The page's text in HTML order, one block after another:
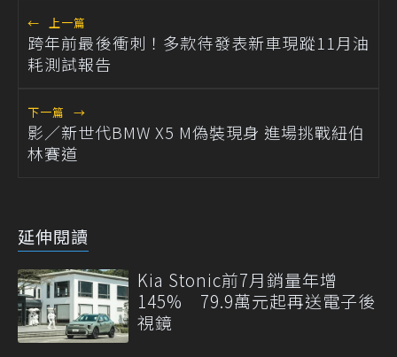
← 上一篇
跨年前最後衝刺！多款待發表新車現蹤11月油
耗測試報告
下一篇 →
影／新世代BMW X5 M偽裝現身 進場挑戰紐伯
林賽道
延伸閱讀
Kia Stonic前7月銷量年增
145% 79.9萬元起再送電子後
視鏡